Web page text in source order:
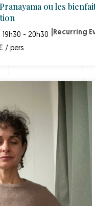
ou les
19h30 - 20h30 Recurring
/ pers